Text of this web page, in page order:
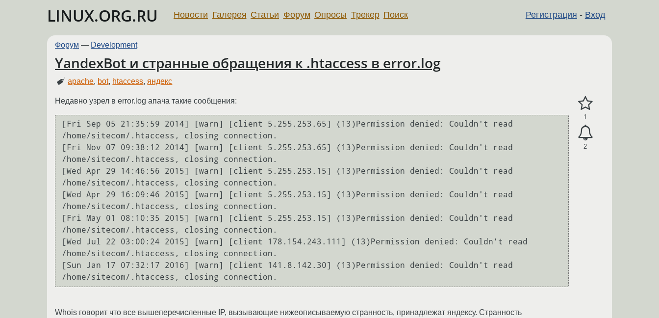
LINUX.ORG.RU Регистрация - Вход
Новости Галерея Статьи Форум Опросы Трекер Поиск
Форум — Development
YandexBot и странные обращения к .htaccess в error.log
apache, bot, htaccess, яндекс
1
2
Недавно узрел в error.log апача такие сообщения:
[Fri Sep 05 21:35:59 2014] [warn] [client 5.255.253.65] (13)Permission denied: Couldn't read
/home/sitecom/.htaccess, closing connection.
[Fri Nov 07 09:38:12 2014] [warn] [client 5.255.253.65] (13)Permission denied: Couldn't read
/home/sitecom/.htaccess, closing connection.
[Wed Apr 29 14:46:56 2015] [warn] [client 5.255.253.15] (13)Permission denied: Couldn't read
/home/sitecom/.htaccess, closing connection.
[Wed Apr 29 16:09:46 2015] [warn] [client 5.255.253.15] (13)Permission denied: Couldn't read
/home/sitecom/.htaccess, closing connection.
[Fri May 01 08:10:35 2015] [warn] [client 5.255.253.15] (13)Permission denied: Couldn't read
/home/sitecom/.htaccess, closing connection.
[Wed Jul 22 03:00:24 2015] [warn] [client 178.154.243.111] (13)Permission denied: Couldn't read
/home/sitecom/.htaccess, closing connection.
[Sun Jan 17 07:32:17 2016] [warn] [client 141.8.142.30] (13)Permission denied: Couldn't read
/home/sitecom/.htaccess, closing connection.
Whois говорит что все вышеперечисленные IP, вызывающие нижеописываемую странность, принадлежат яндексу. Странность